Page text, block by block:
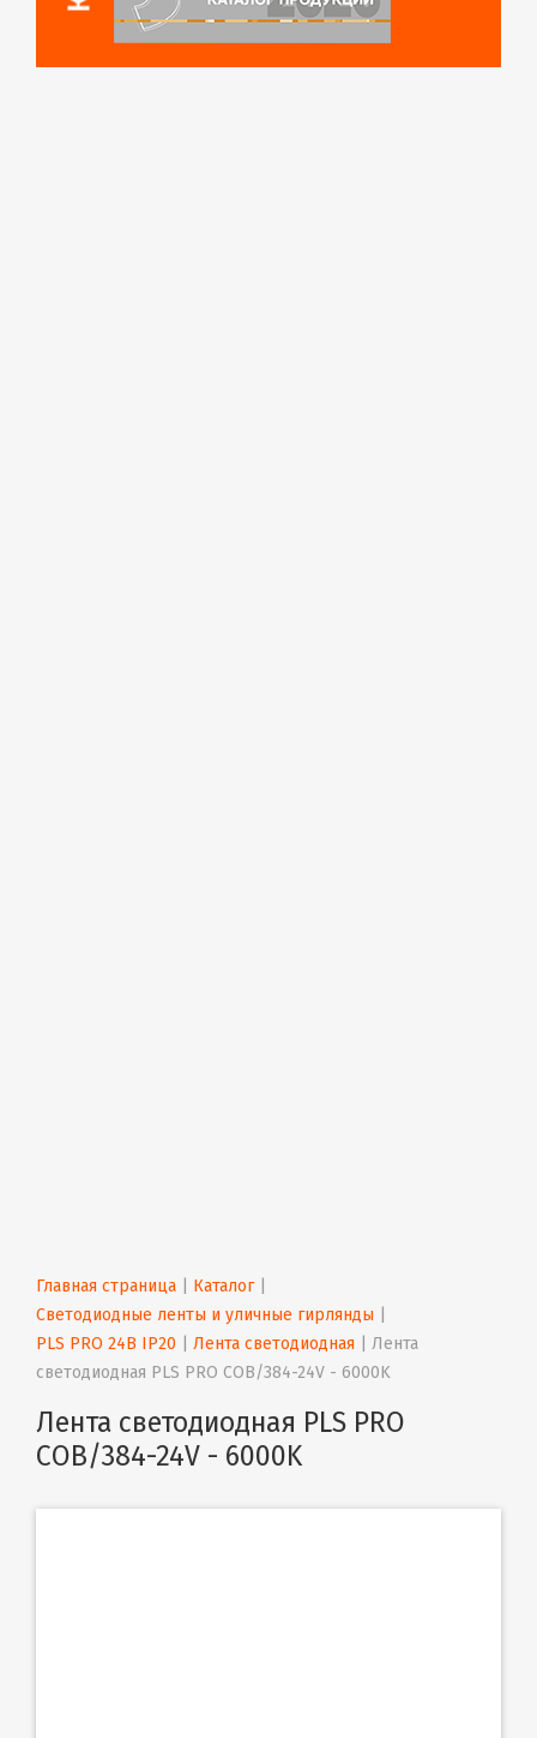
Главная страница Каталог |
Светодиодные ленты и уличные гирлянды
PLS PRO 24В IP20
Лента светодиодная
Лента
светодиодная PLS PRO COB/384-24V - 6000K
Лента светодиодная PLS PRO
COB/384-24V - 6000K